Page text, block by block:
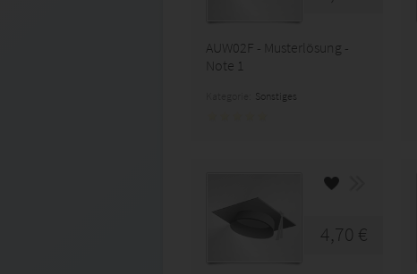
AUW02F - Musterlösung -
Note 1
Sonstiges
4,70 €